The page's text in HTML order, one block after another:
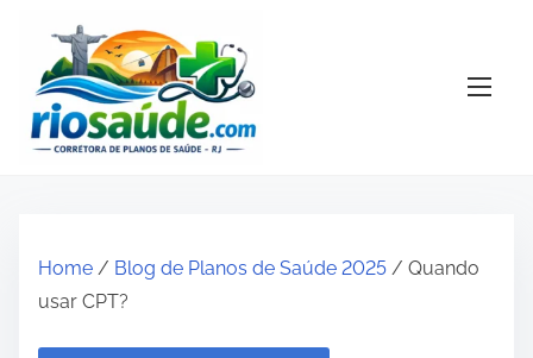
Home / Blog de Planos de Saúde 2025 / Quando
usar CPT?